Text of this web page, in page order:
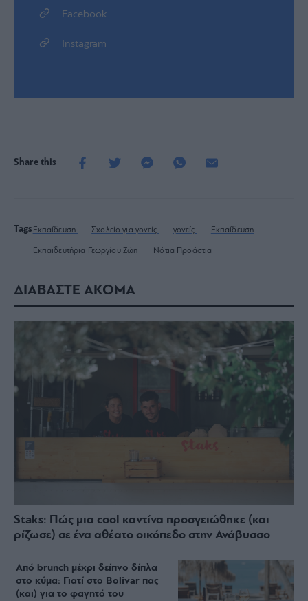
Facebook
Instagram
Share this
Tags Εκπαίδευση Σχολείο για γονείς γονείς Εκπαίδευση
Εκπαιδευτήρια Γεωργίου Ζώη Νότια Προάστια
ΔΙΑΒΑΣΤΕ ΑΚΟΜΑ
Staks: Πώς μια cool καντίνα προσγειώθηκε (και
ρίζωσε) σε ένα αθέατο οικόπεδο στην Ανάβυσσο
Από brunch μέχρι δείπνο δίπλα
στο κύμα: Γιατί στο Bolivar πας
(και) για το φαγητό του